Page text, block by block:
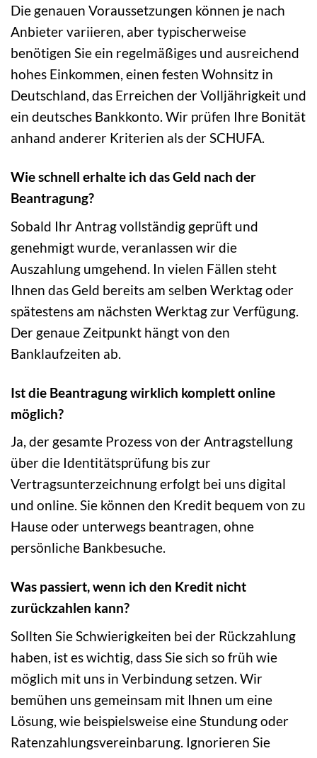
Die genauen Voraussetzungen können je nach
Anbieter variieren, aber typischerweise
benötigen Sie ein regelmäßiges und ausreichend
hohes Einkommen, einen festen Wohnsitz in
Deutschland, das Erreichen der Volljährigkeit und
ein deutsches Bankkonto. Wir prüfen Ihre Bonität
anhand anderer Kriterien als der SCHUFA.
Wie schnell erhalte ich das Geld nach der
Beantragung?
Sobald Ihr Antrag vollständig geprüft und
genehmigt wurde, veranlassen wir die
Auszahlung umgehend. In vielen Fällen steht
Ihnen das Geld bereits am selben Werktag oder
spätestens am nächsten Werktag zur Verfügung.
Der genaue Zeitpunkt hängt von den
Banklaufzeiten ab.
Ist die Beantragung wirklich komplett online
möglich?
Ja, der gesamte Prozess von der Antragstellung
über die Identitätsprüfung bis zur
Vertragsunterzeichnung erfolgt bei uns digital
und online. Sie können den Kredit bequem von zu
Hause oder unterwegs beantragen, ohne
persönliche Bankbesuche.
Was passiert, wenn ich den Kredit nicht
zurückzahlen kann?
Sollten Sie Schwierigkeiten bei der Rückzahlung
haben, ist es wichtig, dass Sie sich so früh wie
möglich mit uns in Verbindung setzen. Wir
bemühen uns gemeinsam mit Ihnen um eine
Lösung, wie beispielsweise eine Stundung oder
Ratenzahlungsvereinbarung. Ignorieren Sie